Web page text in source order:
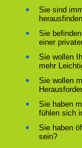
Sie sind
Sie
einer
Sie wollen
mehr
Sie wollen
Sie haben
fühlen sich
Sie haben
sein?